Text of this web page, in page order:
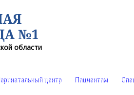
№1
области
центр Пациентам